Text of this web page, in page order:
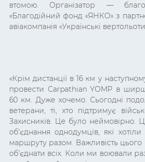
втомою. Організатор —
«Благодійний фонд «ЯНКО» з
авіакомпанія «Українські
«Крім дистанції в 16 км у
провести Carpathian YOMP в
60 км. Дуже хочемо. Сьогодні
ветерани, ті, хто підтримує
Захисників. Це було неймовірно.
об'єднання однодумців, які
маршруту разом. Важливість
об'єднати всіх. Коли ми воювали